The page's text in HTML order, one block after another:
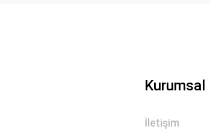
Kurumsal
İletişim